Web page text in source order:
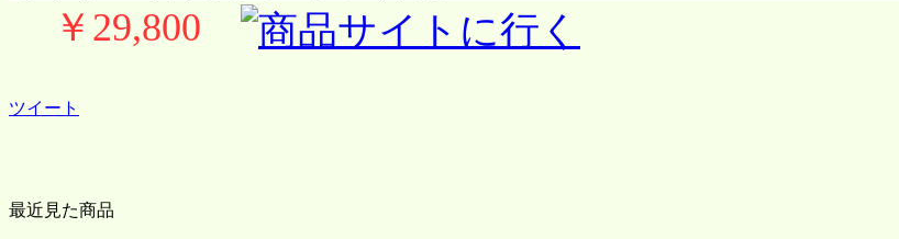
￥29,800
ツイート
最近見た商品